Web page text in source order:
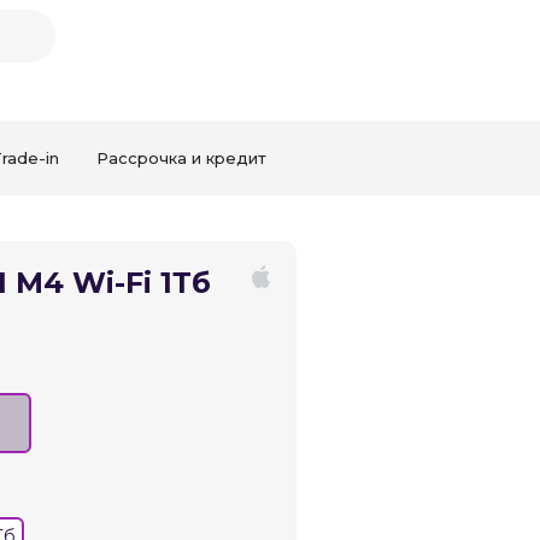
in Рассрочка и кредит
M4 Wi-Fi 1Тб